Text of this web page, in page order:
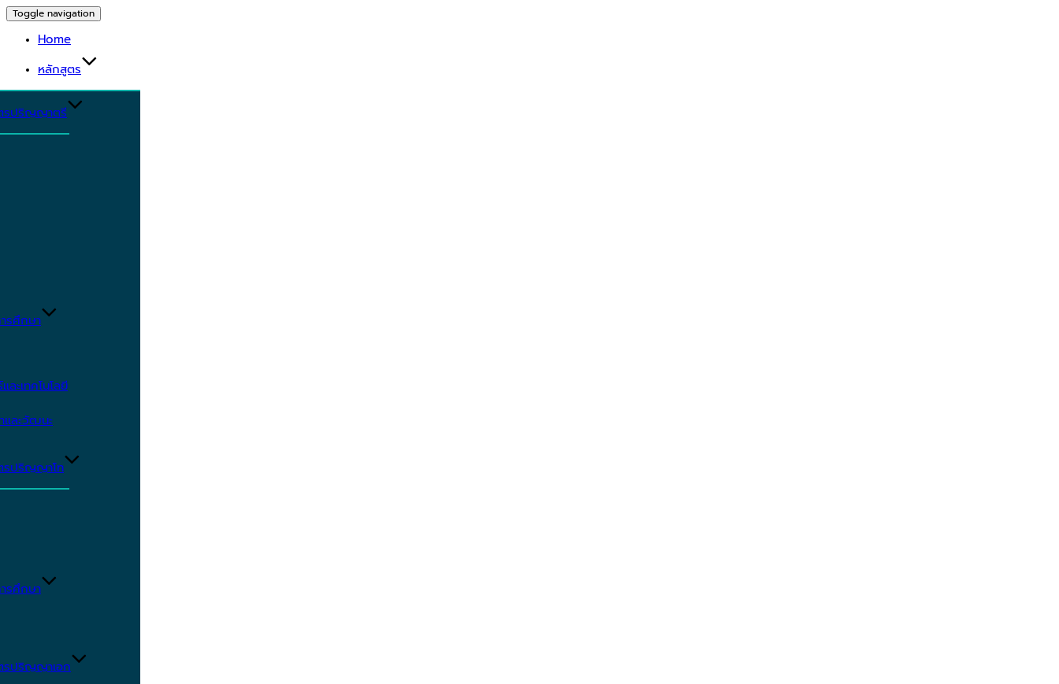
Toggle navigation
Home
หลักสูตร
รปริญญาตรี
รศึกษา
ะเทคโนโลยี
และวัฒนะ
รปริญญาโท
รศึกษา
รปริญญาเอก